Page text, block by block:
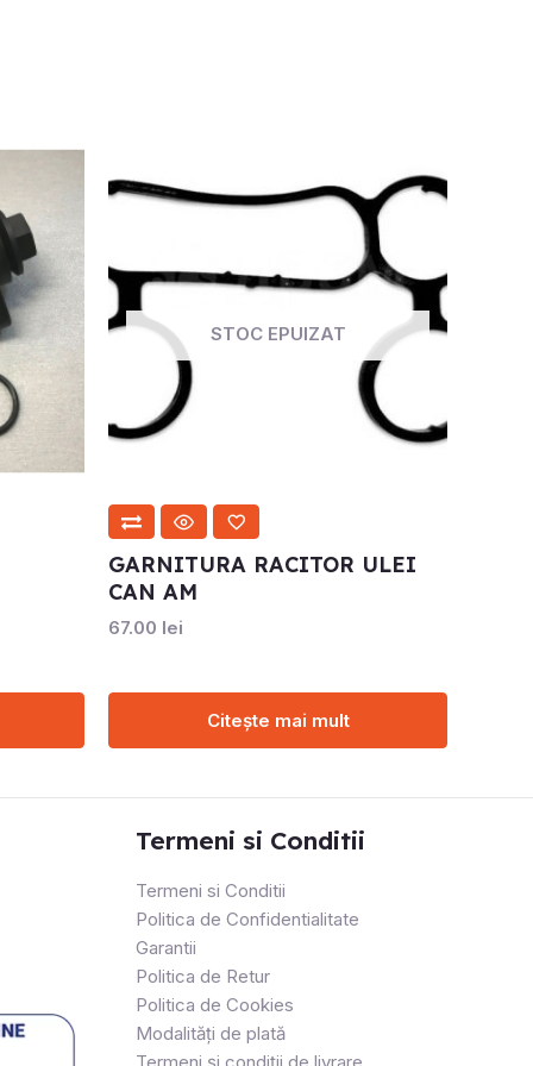
STOC EPUIZAT
GARNITURA RACITOR ULEI
CAN AM
67.00 lei
Citește mai mult
Termeni si Conditii
Termeni si Conditii
Politica de Confidentialitate
Garantii
Politica de Retur
Politica de Cookies
Modalități de plată
Termeni și condiții de livrare